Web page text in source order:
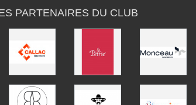
PARTENAIRES DU CLUB